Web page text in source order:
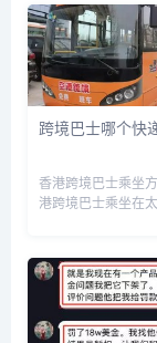
tiktok上带货，跨境
平台，如速卖通，
tiktok, 阿里国际站
跨境巴士哪个快
香港跨境巴士乘坐
港跨境巴士乘坐在
班车2、荃湾德华公
荣利车场上车，8时
30分钟一班粤港跨